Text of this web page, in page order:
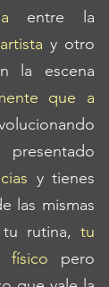
y otro
la escena
que a
y tienes
las mismas
rutina, tu
físico pero